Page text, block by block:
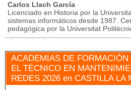
Carlos Llach García
Licenciado en Historia por la
sistemas informáticos desde 1987.
pedagógica por la Universitat
ACADEMIAS DE
EL TÉCNICO EN
REDES 2026 en CASTILLA LA